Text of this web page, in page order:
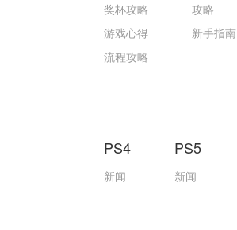
奖杯攻略
游戏心得
流程攻略
攻略
新手指南
PS4
新闻
PS5
新闻